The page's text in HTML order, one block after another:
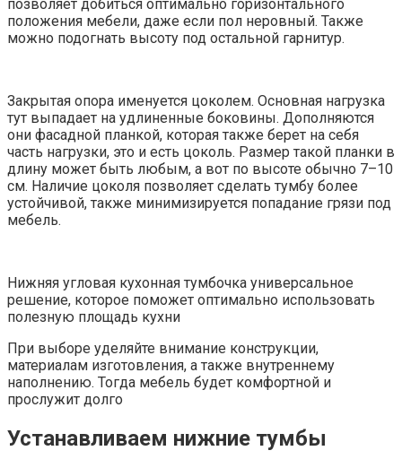
позволяет добиться оптимально горизонтального
положения мебели, даже если пол неровный. Также
можно подогнать высоту под остальной гарнитур.
Закрытая опора именуется цоколем. Основная нагрузка
тут выпадает на удлиненные боковины. Дополняются
они фасадной планкой, которая также берет на себя
часть нагрузки, это и есть цоколь. Размер такой планки в
длину может быть любым, а вот по высоте обычно 7–10
см. Наличие цоколя позволяет сделать тумбу более
устойчивой, также минимизируется попадание грязи под
мебель.
Нижняя угловая кухонная тумбочка универсальное
решение, которое поможет оптимально использовать
полезную площадь кухни
При выборе уделяйте внимание конструкции,
материалам изготовления, а также внутреннему
наполнению. Тогда мебель будет комфортной и
прослужит долго
Устанавливаем нижние тумбы